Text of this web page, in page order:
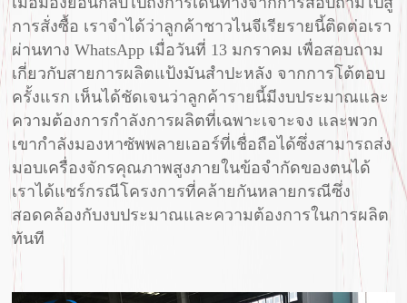
การสั่งซื้อ เราจำได้ว่าลูกค้าชาวไนจีเรียรายนี้ติดต่อเรา
ผ่านทาง WhatsApp เมื่อวันที่ 13 มกราคม เพื่อสอบถาม
เกี่ยวกับสายการผลิตแป้งมันสำปะหลัง จากการโต้ตอบ
ครั้งแรก เห็นได้ชัดเจนว่าลูกค้ารายนี้มีงบประมาณและ
ความต้องการกำลังการผลิตที่เฉพาะเจาะจง และพวก
เขากำลังมองหาซัพพลายเออร์ที่เชื่อถือได้ซึ่งสามารถส่ง
มอบเครื่องจักรคุณภาพสูงภายในข้อจำกัดของตนได้
เราได้แชร์กรณีโครงการที่คล้ายกันหลายกรณีซึ่ง
สอดคล้องกับงบประมาณและความต้องการในการผลิต
ทันที